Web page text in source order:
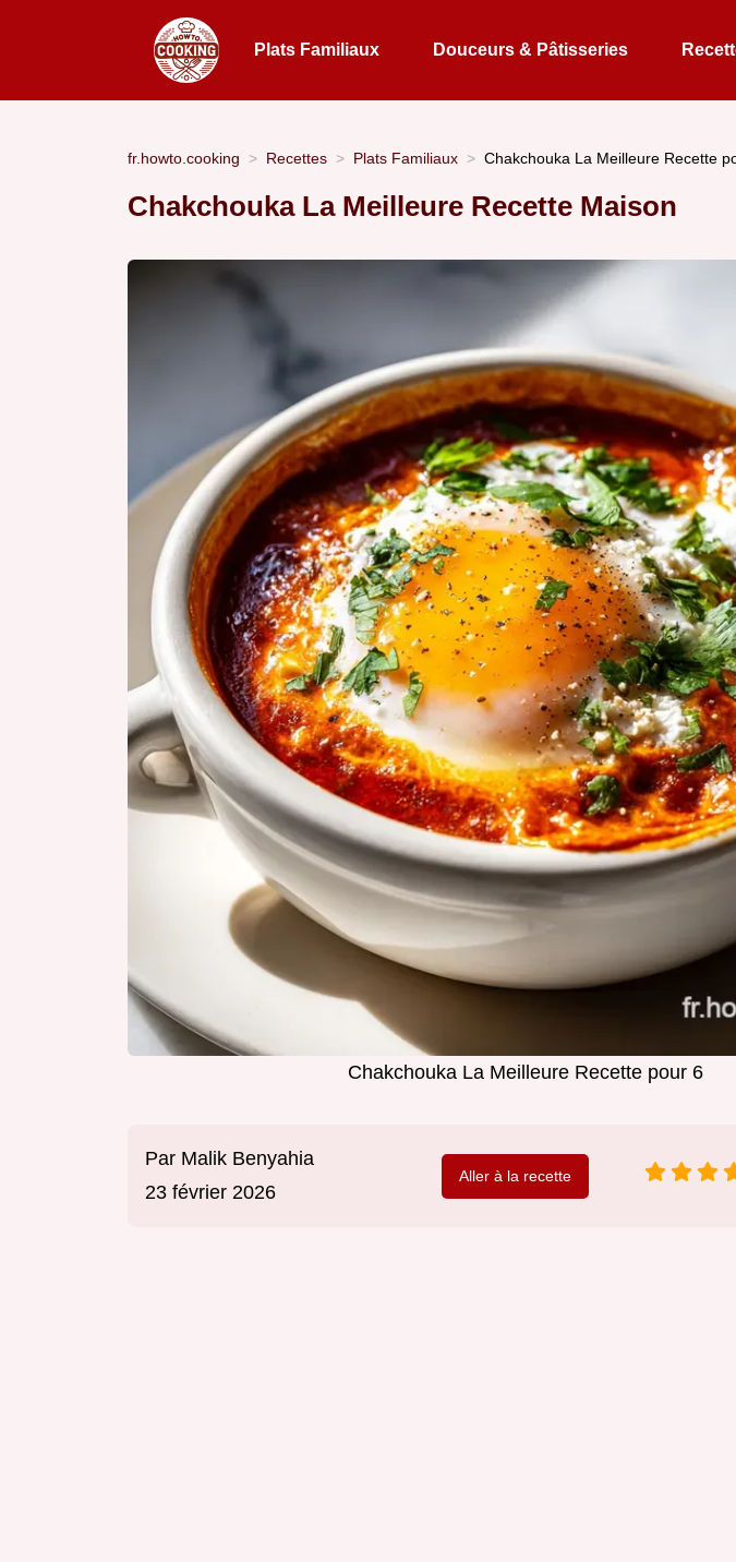
Plats Familiaux Douceurs & Pâtisseries
fr.howto.cooking Recettes Plats Familiaux Chakchouka La Meilleure Recette
Chakchouka La Meilleure Recette Maison
Chakchouka La Meilleure Recette pour 6
Par Malik Benyahia
23 février 2026
Aller à la recette